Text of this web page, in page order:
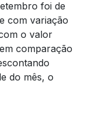
foi de
com variação
o valor
comparação
do mês, o